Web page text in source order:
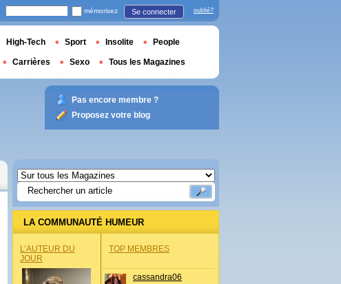
LA COMMUNAUTÉ HUMEUR
L’AUTEUR DU
JOUR
TOP MEMBRES
cassandra06
mémorisez Se connecter oublié?
High-Tech Sport Insolite People
Carrières Sexo Tous les Magazines
Pas encore membre ?
Proposez votre blog